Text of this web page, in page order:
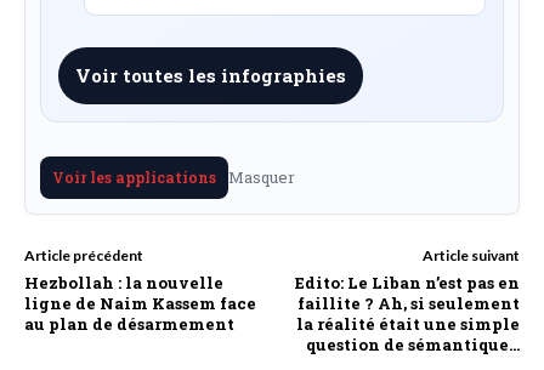
Voir toutes les infographies
Voir les applications Masquer
Article précédent
Hezbollah : la nouvelle
ligne de Naim Kassem face
au plan de désarmement
Article suivant
Edito: Le Liban n’est pas en
faillite ? Ah, si seulement
la réalité était une simple
question de sémantique…